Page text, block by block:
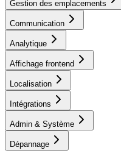
Gestion des emplacements
Communication
Analytique
Affichage frontend
Localisation
Intégrations
Admin & Système
Dépannage